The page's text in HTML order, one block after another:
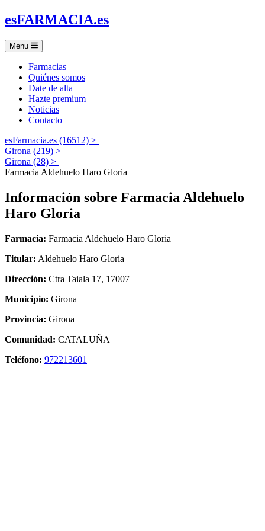
esFARMACIA.es
Menu
Farmacias
Quiénes somos
Date de alta
Hazte premium
Noticias
Contacto
esFarmacia.es (16512) >
Girona (219) >
Girona (28) >
Farmacia Aldehuelo Haro Gloria
Información sobre Farmacia Aldehuelo
Haro Gloria
Farmacia: Farmacia Aldehuelo Haro Gloria
Titular: Aldehuelo Haro Gloria
Dirección: Ctra Taiala 17, 17007
Municipio: Girona
Provincia: Girona
Comunidad: CATALUÑA
Teléfono: 972213601